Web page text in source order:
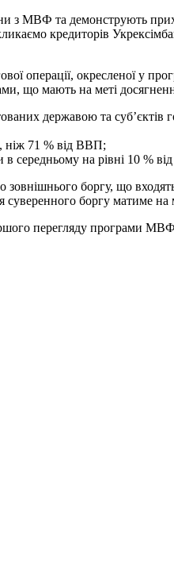
з МВФ та демонструють
кредиторів
операції, окресленої у
що мають на меті
державою та
ніж 71 % від ВВП;
середньому на рівні 10 %
боргу, що
боргу матиме
перегляду програми